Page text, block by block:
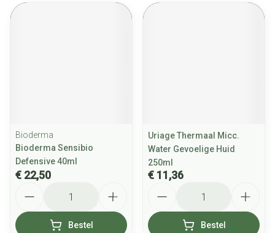
Bioderma
Bioderma Sensibio
Defensive 40ml
€ 22,50
Bestel
Uriage Thermaal Micc.
Water Gevoelige Huid
250ml
€ 11,36
Bestel